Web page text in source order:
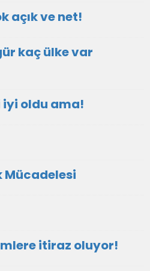
açık ve net!
kaç ülke var
oldu ama!
Mücadelesi
itiraz oluyor!